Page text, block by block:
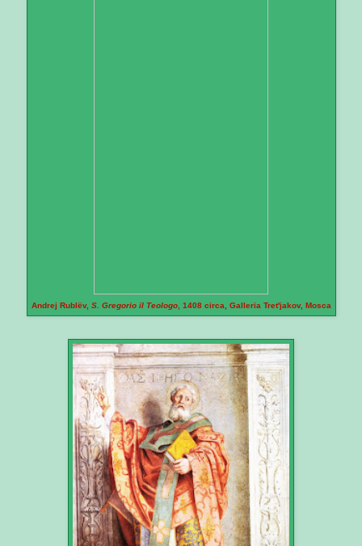
Andrej Rublëv, S. Gregorio il Teologo, 1408 circa, Galleria Tret'jakov, Mosca